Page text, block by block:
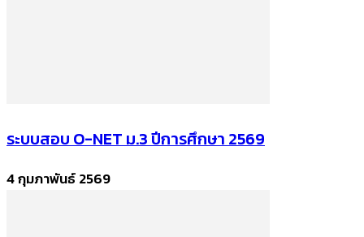
ระบบสอบ O-NET ม.3 ปีการศึกษา 2569
4 กุมภาพันธ์ 2569